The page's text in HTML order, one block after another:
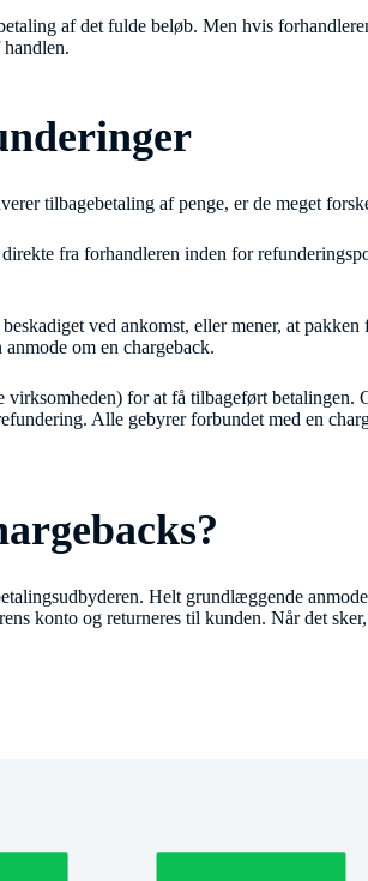
af det fulde beløb. Men hvis
tilbagebetaling af penge, er de meget
fra forhandleren inden for
ved ankomst, eller mener, at
om en chargeback.
for at få tilbageført betalingen.
Alle gebyrer forbundet med en
Helt grundlæggende
konto og returneres til kunden. Når det